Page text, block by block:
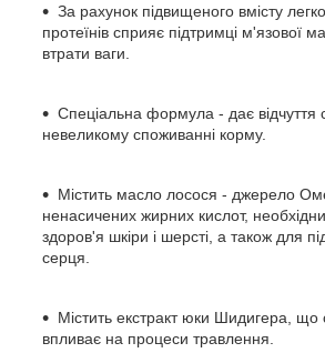
За рахунок підвищеного вмісту
протеїнів сприяє підтримці м'язової
втрати ваги.
Спеціальна формула - дає відчуття
невеликому споживанні корму.
Містить масло лосося - джерело
ненасичених жирних кислот,
здоров'я шкіри і шерсті, а також для
серця.
Містить екстракт юки Шидигера, що
впливає на процеси травлення.